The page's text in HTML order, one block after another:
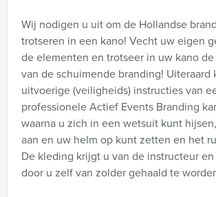
Wij nodigen u uit om de Hollandse
trotseren in een kano! Vecht uw eigen
de elementen en trotseer in uw kano
van de schuimende branding! Uiteraard
uitvoerige (veiligheids) instructies van
professionele Actief Events Branding
waarna u zich in een wetsuit kunt
aan en uw helm op kunt zetten en het
De kleding krijgt u van de instructeur
door u zelf van zolder gehaald te